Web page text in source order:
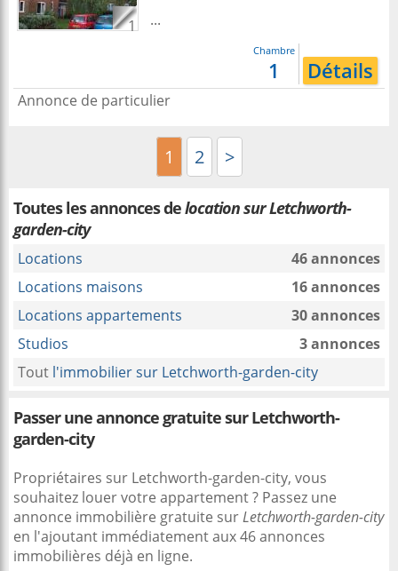
1
...
Chambre
1 Détails
Annonce de particulier
1 2 >
Toutes les annonces delocation sur Letchworth-
garden-city
Locations
46 annonces
Locations maisons
16 annonces
Locations appartements
30 annonces
Studios
3 annonces
Tout l'immobilier sur Letchworth-garden-city
Passer une annonce gratuite sur Letchworth-
garden-city
Propriétaires sur Letchworth-garden-city, vous
souhaitez louer votre appartement ? Passez une
annonce immobilière gratuite surLetchworth-garden-city
en l'ajoutant immédiatement aux 46 annonces
immobilières déjà en ligne.